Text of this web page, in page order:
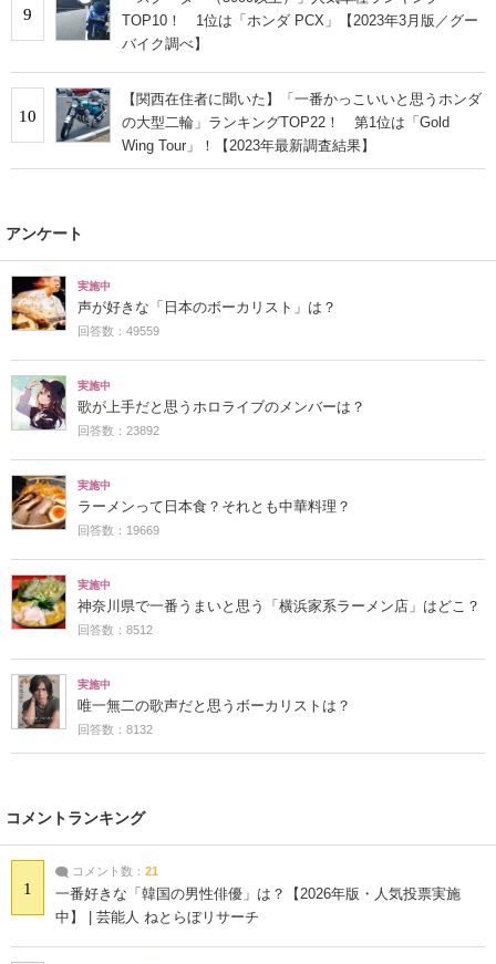
9
TOP10！ 1位は「ホンダ PCX」【2023年3月版／グー
バイク調べ】
10
【関西在住者に聞いた】「一番かっこいいと思うホンダ
の大型二輪」ランキングTOP22！ 第1位は「Gold
Wing Tour」！【2023年最新調査結果】
アンケート
実施中
声が好きな「日本のボーカリスト」は？
回答数：49559
実施中
歌が上手だと思うホロライブのメンバーは？
回答数：23892
実施中
ラーメンって日本食？それとも中華料理？
回答数：19669
実施中
神奈川県で一番うまいと思う「横浜家系ラーメン店」はどこ？
回答数：8512
実施中
唯一無二の歌声だと思うボーカリストは？
回答数：8132
コメントランキング
1
コメント数： 21
一番好きな「韓国の男性俳優」は？【2026年版・人気投票実施
中】 | 芸能人 ねとらぼリサーチ